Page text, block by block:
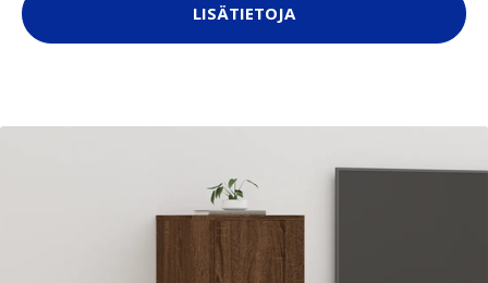
LISÄTIETOJA